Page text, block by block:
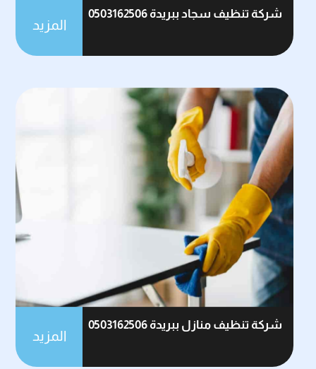
شركة تنظيف سجاد ببريدة 0503162506
المزيد
شركة تنظيف منازل ببريدة 0503162506
المزيد